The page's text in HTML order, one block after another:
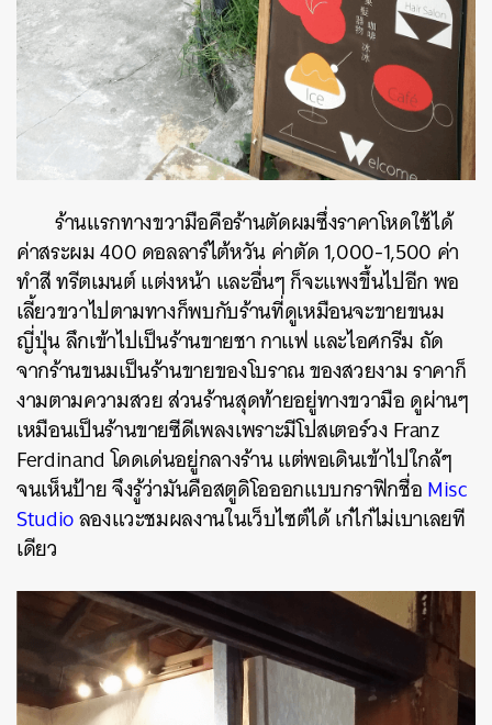
ร้านแรกทางขวามือคือร้านตัดผมซึ่งราคาโหดใช้ได้
ค่าสระผม 400 ดอลลาร์ไต้หวัน ค่าตัด 1,000-1,500 ค่า
ทำสี ทรีตเมนต์ แต่งหน้า และอื่นๆ ก็จะแพงขึ้นไปอีก พอ
เลี้ยวขวาไปตามทางก็พบกับร้านที่ดูเหมือนจะขายขนม
ญี่ปุ่น ลึกเข้าไปเป็นร้านขายชา กาแฟ และไอศกรีม ถัด
จากร้านขนมเป็นร้านขายของโบราณ ของสวยงาม ราคาก็
งามตามความสวย ส่วนร้านสุดท้ายอยู่ทางขวามือ ดูผ่านๆ
เหมือนเป็นร้านขายซีดีเพลงเพราะมีโปสเตอร์วง Franz
Ferdinand โดดเด่นอยู่กลางร้าน แต่พอเดินเข้าไปใกล้ๆ
จนเห็นป้าย จึงรู้ว่ามันคือสตูดิโอออกแบบกราฟิกชื่อMisc
Studioลองแวะชมผลงานในเว็บไซต์ได้ เก๋ไก๋ไม่เบาเลยที
เดียว